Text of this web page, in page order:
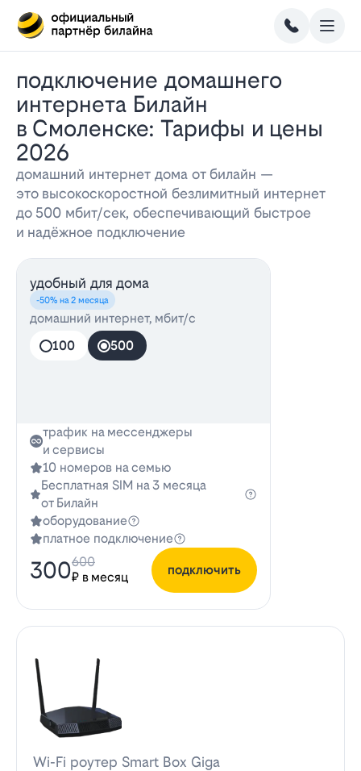
Подключение домашнего
интернета Билайн
в Смоленске: Тарифы и цены
2026
домашний интернет дома от билайн —
это высокоскоростной безлимитный интернет
до 500 мбит/сек, обеспечивающий быстрое
и надёжное подключение
удобный для дома
-50% на 2 месяца
домашний интернет, мбит/с
100
500
трафик на мессенджеры
и сервисы
10 номеров на семью
Бесплатная SIM на 3 месяца
от Билайн
оборудование
платное подключение
300₽ в месяц
600
подключить
Wi-Fi роутер Smart Box Giga